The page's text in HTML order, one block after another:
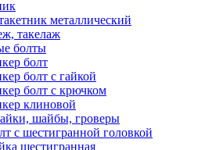
металлический
такелаж
болты
болт
болт с гайкой
болт с крючком
клиновой
шайбы, гроверы
c шестигранной головкой
шестигранная